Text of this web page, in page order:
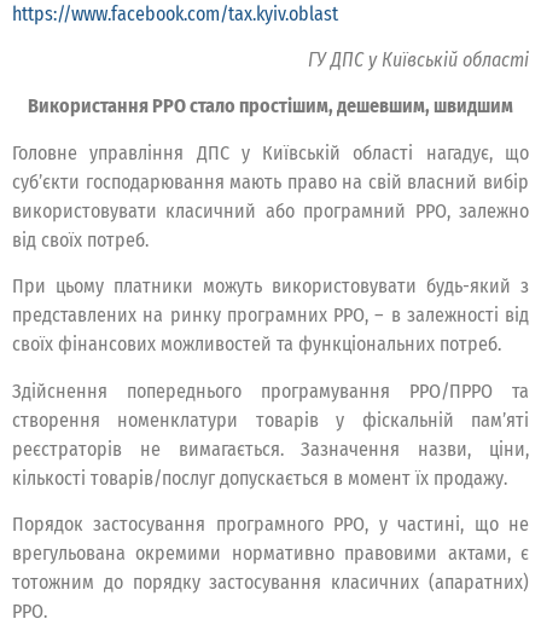
https://www.facebook.com/tax.kyiv.oblast
ГУ ДПС у Київській області
Використання РРО стало простішим, дешевшим, швидшим
Головне управління ДПС у Київській області нагадує, що
суб’єкти господарювання мають право на свій власний вибір
використовувати класичний або програмний РРО, залежно
від своїх потреб.
При цьому платники можуть використовувати будь-який з
представлених на ринку програмних РРО, – в залежності від
своїх фінансових можливостей та функціональних потреб.
Здійснення попереднього програмування РРО/ПРРО та
створення номенклатури товарів у фіскальній пам’яті
реєстраторів не вимагається. Зазначення назви, ціни,
кількості товарів/послуг допускається в момент їх продажу.
Порядок застосування програмного РРО, у частині, що не
врегульована окремими нормативно правовими актами, є
тотожним до порядку застосування класичних (апаратних)
РРО.